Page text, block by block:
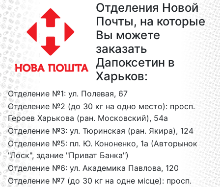
Отделения Новой
Почты, на которые
Вы можете
заказать
Дапоксетин в
Харьков:
Отделение №1: ул. Полевая, 67
Отделение №2 (до 30 кг на одно место): просп.
Героев Харькова (ран. Московский), 54а
Отделение №3: ул. Тюринская (ран. Якира), 124
Отделение №5: пл. Ю. Кононенко, 1а (Авторынок
"Лоск", здание "Приват Банка")
Отделение №6: ул. Академика Павлова, 120
Отделение №7 (до 30 кг на одне місце): просп.